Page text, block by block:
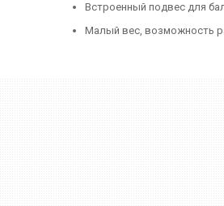
Встроенный подвес для
Малый вес, возможность